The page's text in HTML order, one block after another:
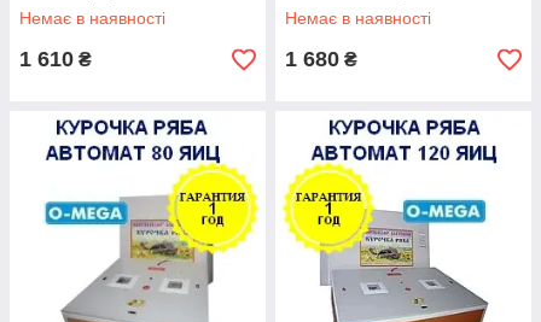
Немає в наявності
1 610 ₴
Немає в наявності
1 680 ₴